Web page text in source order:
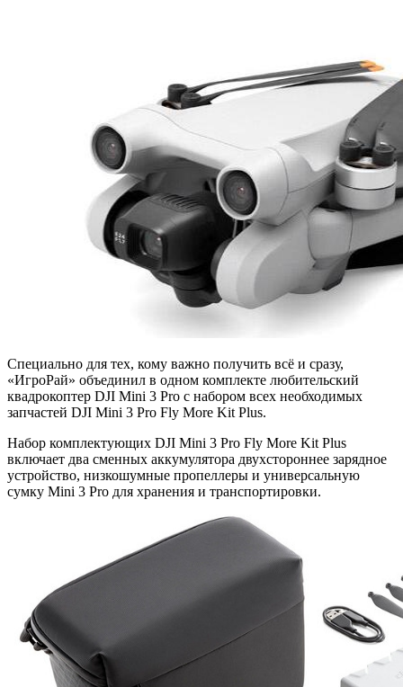
Специально для тех, кому важно получить всё и сразу,
«ИгроРай» объединил в одном комплекте любительский
квадрокоптер DJI Mini 3 Pro с набором всех необходимых
запчастей DJI Mini 3 Pro Fly More Kit Plus.
Набор комплектующих DJI Mini 3 Pro Fly More Kit Plus
включает два сменных аккумулятора двухстороннее зарядное
устройство, низкошумные пропеллеры и универсальную
сумку Mini 3 Pro для хранения и транспортировки.